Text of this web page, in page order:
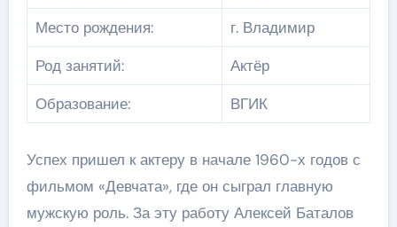
Место рождения:
г. Владимир
Род занятий:
Актёр
Образование:
ВГИК
Успех пришел к актеру в начале 1960-х годов с
фильмом «Девчата», где он сыграл главную
мужскую роль. За эту работу Алексей Баталов